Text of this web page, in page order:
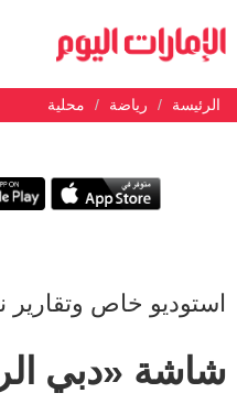
الرئيسة رياضة محلية
استوديو خاص وتقارير
شاشة «دبي